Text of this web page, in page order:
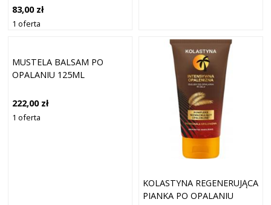
25 ML GRATIS
83,00 zł
1 oferta
MUSTELA BALSAM PO
OPALANIU 125ML
222,00 zł
1 oferta
KOLASTYNA REGENERUJĄCA
PIANKA PO OPALANIU